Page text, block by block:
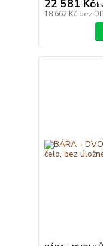
22 581 Kč/ks
18 662 Kč bez